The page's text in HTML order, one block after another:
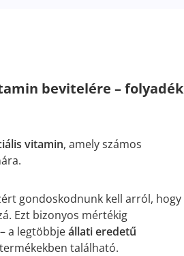
bevitelére – folyadék
vitamin, amely számos
gondoskodnunk kell arról, hogy
Ezt bizonyos mértékig
a legtöbbjeállati eredetű
található.